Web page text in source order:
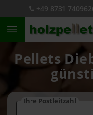
+49 8731
Pellets
Ihre Postleitzahl